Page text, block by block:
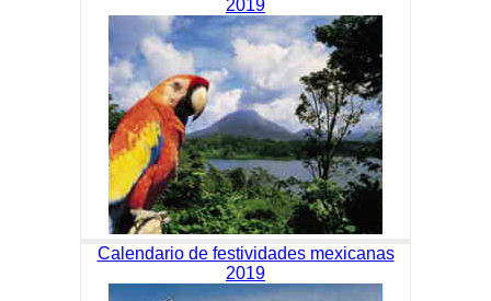
2019
Calendario de festividades mexicanas
2019